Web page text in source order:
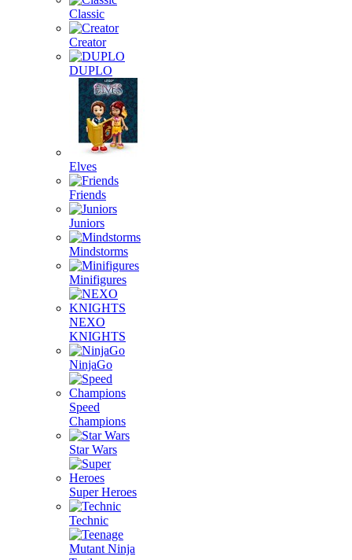
Classic
Creator
DUPLO
Elves
Friends
Juniors
Mindstorms
Minifigures
NEXO
KNIGHTS
NinjaGo
Speed
Champions
Star Wars
Super Heroes
Technic